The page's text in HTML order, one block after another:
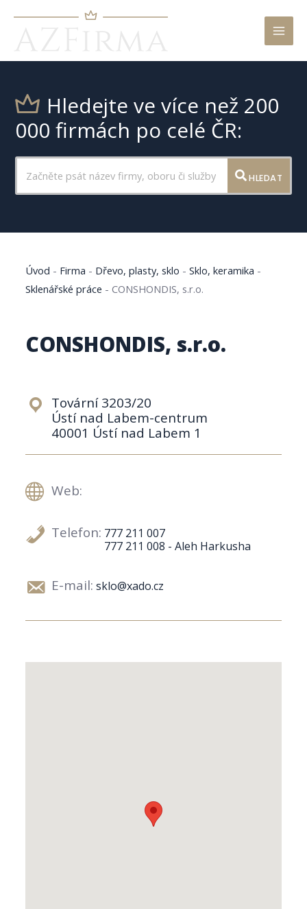
Hledejte ve více než 200
000 firmách po celé ČR:
HLEDAT
Úvod - Firma - Dřevo, plasty, sklo -Sklo, keramika -
Sklenářské práce -CONSHONDIS, s.r.o.
CONSHONDIS, s.r.o.
Tovární 3203/20
Ústí nad Labem-centrum
40001 Ústí nad Labem 1
Web:
Telefon: 777 211 007
777 211 008 - Aleh Harkusha
E-mail: sklo@xado.cz